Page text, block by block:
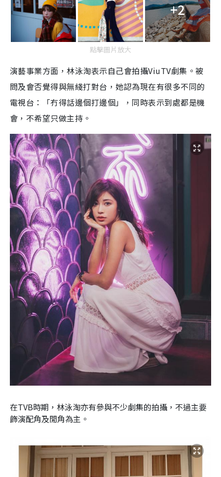
+2
點擊圖片放大
演藝事業方面，林泳淘表示自己會拍攝ViuTV劇集。被
問及會否覺得與無綫打對台，她認為現在有很多不同的
電視台：「冇得話邊個打邊個」，同時表示到處都是機
會，不希望只做主持。
在TVB時期，林泳淘亦有參與不少劇集的拍攝，不過主要
飾演配角及閒角為主。